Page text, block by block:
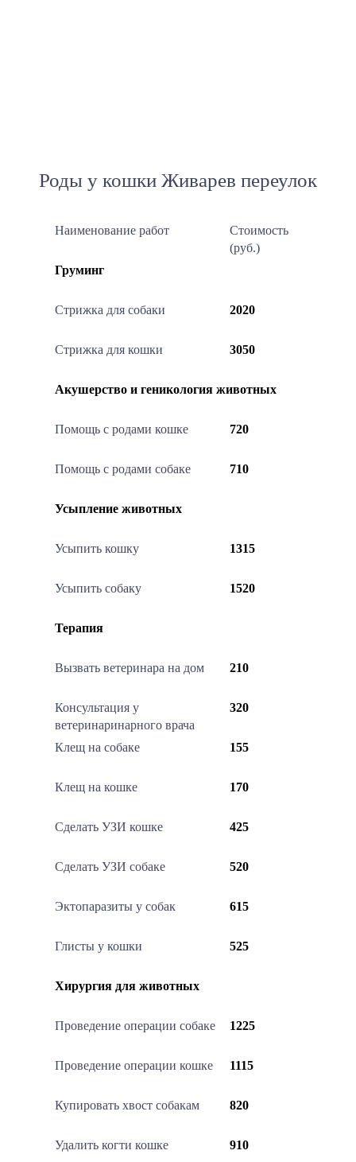
Роды у кошки Живарев переулок
Наименование работ
Стоимость
(руб.)
Груминг
Стрижка для собаки 2020
Стрижка для кошки 3050
Акушерство и геникология животных
Помощь с родами кошке 720
Помощь с родами собаке 710
Усыпление животных
Усыпить кошку 1315
Усыпить собаку 1520
Терапия
Вызвать ветеринара на дом 210
Консультация у
ветеринаринарного врача
320
Клещ на собаке 155
Клещ на кошке 170
Сделать УЗИ кошке 425
Сделать УЗИ собаке 520
Эктопаразиты у собак 615
Глисты у кошки 525
Хирургия для животных
Проведение операции собаке 1225
Проведение операции кошке 1115
Купировать хвост собакам 820
Удалить когти кошке 910